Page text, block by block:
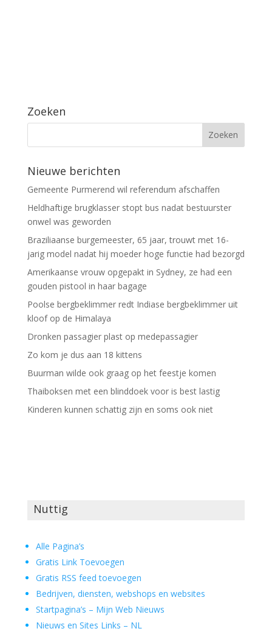
Zoeken
Nieuwe berichten
Gemeente Purmerend wil referendum afschaffen
Heldhaftige brugklasser stopt bus nadat bestuurster
onwel was geworden
Braziliaanse burgemeester, 65 jaar, trouwt met 16-
jarig model nadat hij moeder hoge functie had bezorgd
Amerikaanse vrouw opgepakt in Sydney, ze had een
gouden pistool in haar bagage
Poolse bergbeklimmer redt Indiase bergbeklimmer uit
kloof op de Himalaya
Dronken passagier plast op medepassagier
Zo kom je dus aan 18 kittens
Buurman wilde ook graag op het feestje komen
Thaiboksen met een blinddoek voor is best lastig
Kinderen kunnen schattig zijn en soms ook niet
Nuttig
Alle Pagina’s
Gratis Link Toevoegen
Gratis RSS feed toevoegen
Bedrijven, diensten, webshops en websites
Startpagina’s – Mijn Web Nieuws
Nieuws en Sites Links – NL